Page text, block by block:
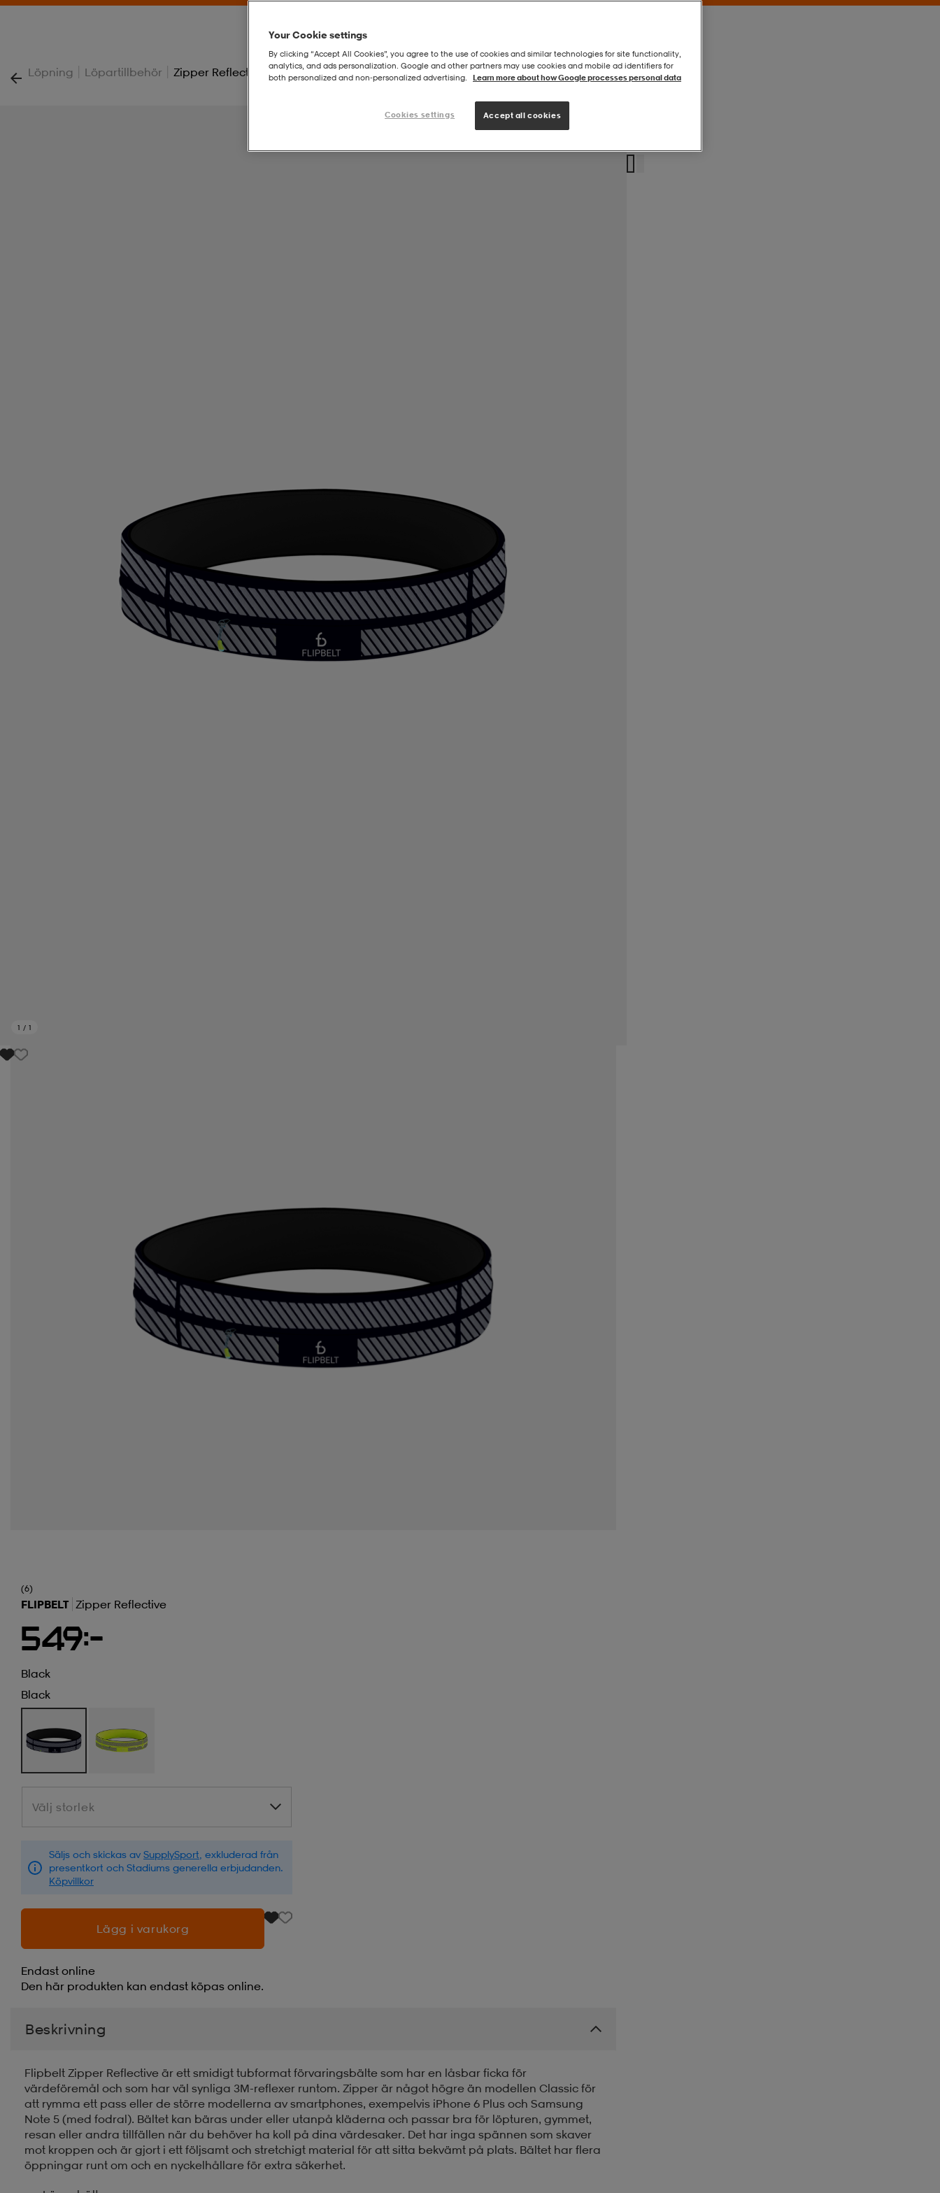
Löpning | Löpartillbehör | Zipper Reflective
1 / 1
(6)
FLIPBELT Zipper Reflective
549:-
Black
Black
Välj storlek
Välj storlek
Säljs och skickas av SupplySport , exkluderad från
presentkort och Stadiums generella erbjudanden.
Köpvillkor
Lägg i varukorg
Endast online
Den här produkten kan endast köpas online.
Beskrivning
Flipbelt Zipper Reflective är ett smidigt tubformat förvaringsbälte som har en låsbar ficka för
värdeföremål och som har väl synliga 3M-reflexer runtom. Zipper är något högre än modellen Classic för
att rymma ett pass eller de större modellerna av smartphones, exempelvis iPhone 6 Plus och Samsung
Note 5 (med fodral). Bältet kan bäras under eller utanpå kläderna och passar bra för löpturen, gymmet,
resan eller andra tillfällen när du behöver ha koll på dina värdesaker. Det har inga spännen som skaver
mot kroppen och är gjort i ett följsamt och stretchigt material för att sitta bekvämt på plats. Bältet har flera
öppningar runt om och en nyckelhållare för extra säkerhet.
Your Cookie settings
By clicking “Accept All Cookies”, you agree to the use of cookies and similar technologies for site functionality,
analytics, and ads personalization. Google and other partners may use cookies and mobile ad identifiers for
both personalized and non‑personalized advertising.
Learn more about how Google processes personal data
Cookies settings Accept all cookies